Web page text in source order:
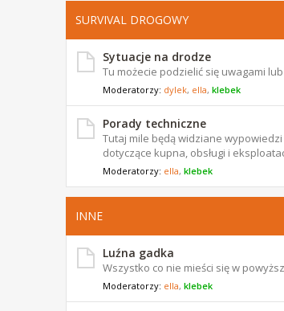
SURVIVAL DROGOWY
Sytuacje na drodze
Tu możecie podzielić się uwagami
Moderatorzy: dylek, ella, klebek
Porady techniczne
Tutaj mile będą widziane
dotyczące kupna, obsługi i
Moderatorzy: ella, klebek
INNE
Luźna gadka
Wszystko co nie mieści się w
Moderatorzy: ella, klebek